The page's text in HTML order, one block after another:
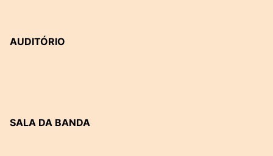
AUDITÓRIO
SALA DA BANDA